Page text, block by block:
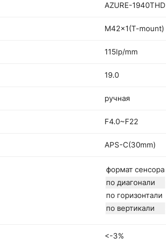
AZURE-1940THD
M42x1(T-mount)
115lp/mm
19.0
ручная
F4.0~F22
APS-C(30mm)
формат сенсора
по диагонали
по горизонтали
по вертикали
<-3%